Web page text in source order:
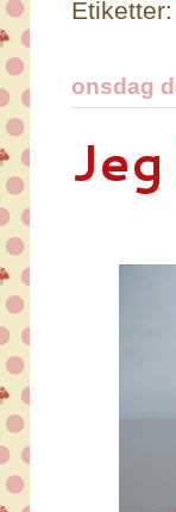
Etiketter:
onsdag